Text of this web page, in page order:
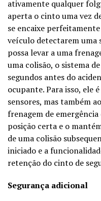
ativamente qualquer
aperta o cinto uma vez
se encaixe
veículo detectarem uma
possa levar a uma
uma colisão, o sistema
segundos antes do
ocupante. Para isso, ele
sensores, mas também
frenagem de
posição certa e o
de uma colisão
iniciado e a
retenção do cinto de
Segurança adicional